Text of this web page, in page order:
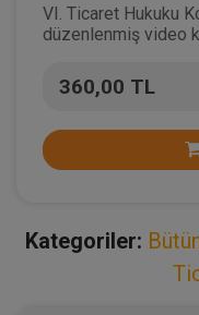
VI. Ticaret Hukuku
düzenlenmiş video
360,00 TL
Kategoriler: